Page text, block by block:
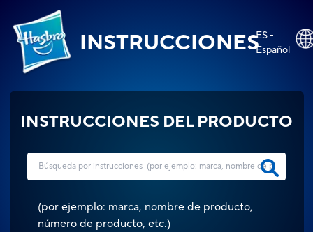
INSTRUCCIONESES -
Español
INSTRUCCIONES DEL PRODUCTO
(por ejemplo: marca, nombre de producto,
número de producto, etc.)